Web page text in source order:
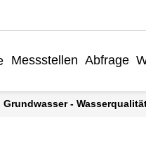
Messstellen Abfrage
Grundwasser -